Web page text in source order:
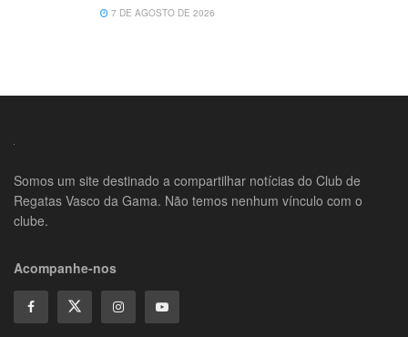
7 DE AGOSTO DE 2026
Somos um site destinado a compartilhar notícias do Club de
Regatas Vasco da Gama. Não temos nenhum vínculo com o
clube.
Acompanhe-nos